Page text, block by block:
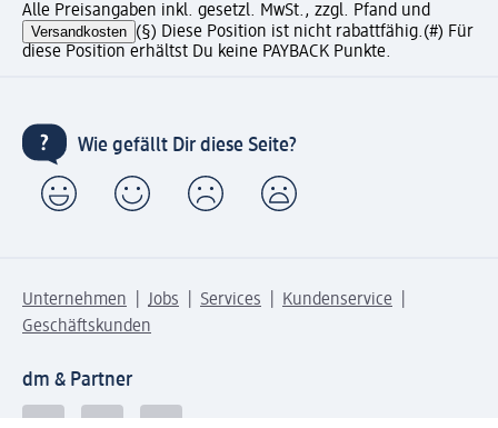
Alle Preisangaben inkl. gesetzl. MwSt., zzgl. Pfand und
Versandkosten (§) Diese Position ist nicht rabattfähig.(#) Für
diese Position erhältst Du keine PAYBACK Punkte.
Wie gefällt Dir diese Seite?
Unternehmen Jobs Services
Kundenservice
Geschäftskunden
dm & Partner